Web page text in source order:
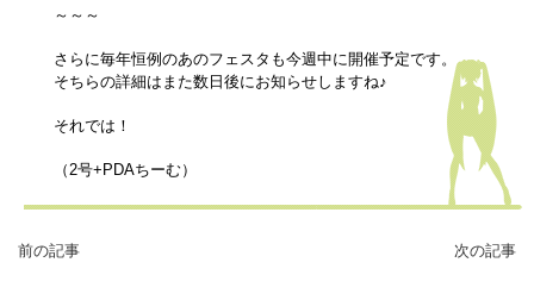
～～～
さらに毎年恒例のあのフェスタも今週中に開催予定です。
そちらの詳細はまた数日後にお知らせしますね♪
それでは！
（2号+PDAちーむ）
前の記事 次の記事